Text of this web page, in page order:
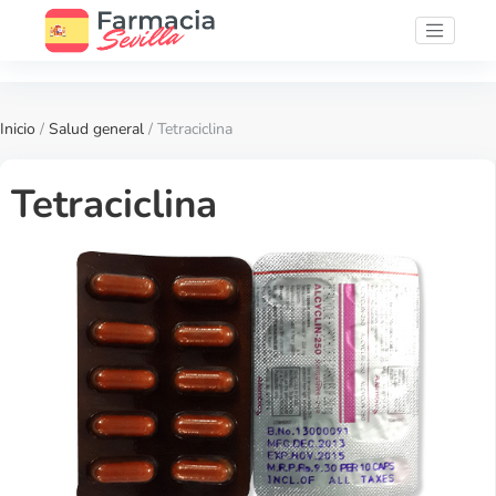
Inicio / Salud general / Tetraciclina
Tetraciclina